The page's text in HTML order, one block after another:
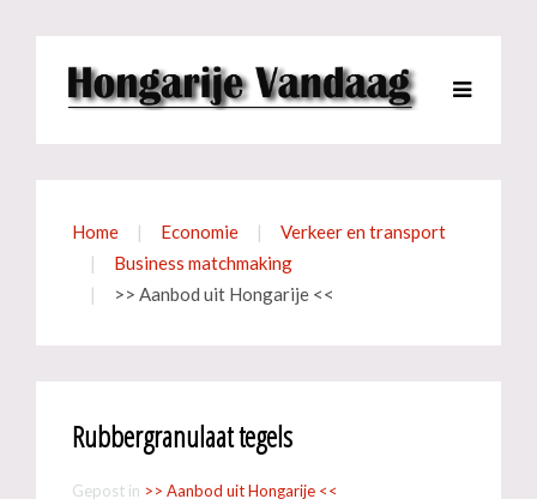
Home Economie
Verkeer en transport
Business matchmaking
>> Aanbod uit Hongarije <<
Rubbergranulaat tegels
Gepost in >> Aanbod uit Hongarije <<